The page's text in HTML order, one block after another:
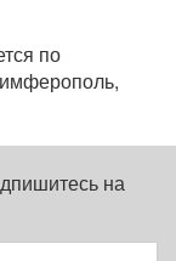
по
на